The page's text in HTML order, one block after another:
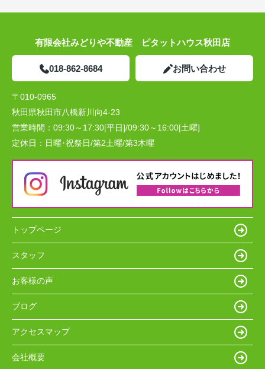
有限会社みどりや不動産 ピタットハウス秋田店
018-862-8684 お問い合わせ
〒010-0965
秋田県秋田市八橋新川向4-23
営業時間： 09:30～17:30[平日]/09:30～16:00[土曜]
定休日： 日曜･祝祭日/第2土曜/第3木曜
トップページ
スタッフ
お客様の声
ブログ
アクセスマップ
会社概要